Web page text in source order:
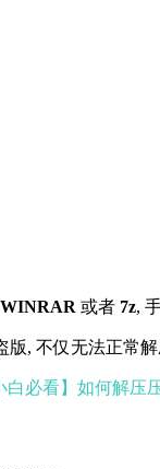
WINRAR 或者 7z,
, 不仅无法正常
白必看】如何解压